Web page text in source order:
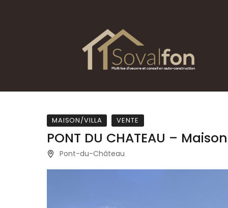
MAISON/VILLA VENTE
PONT DU CHATEAU –
Pont-du-Château